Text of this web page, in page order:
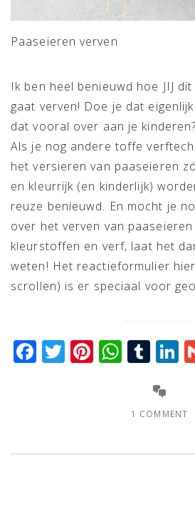
Paaseieren verven
Ik ben heel benieuwd hoe JIJ
gaat verven! Doe je dat
dat vooral over aan je
Als je nog andere toffe
het versieren van paaseieren
en kleurrijk (en kinderlijk)
reuze benieuwd. En mocht je
over het verven van
kleurstoffen en verf, laat het
weten! Het reactieformulier
scrollen) is er speciaal voor
Facebook
Twitter
Pinterest
1 COMMENT